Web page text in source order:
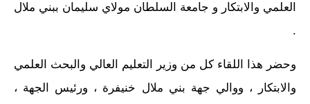
العلمي والابتكار و جامعة السلطان مولاي سليمان ببني ملال
.
وحضر هذا اللقاء كل من وزير التعليم العالي والبحث العلمي
والابتكار ، ووالي جهة بني ملال خنيفرة ، ورئيس الجهة ،